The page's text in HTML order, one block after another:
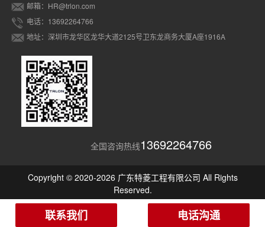
邮箱：HR@trlon.com
电话：13692264766
地址：深圳市龙华区龙华大道2125号卫东龙商务大厦A座1916A
全国咨询热线13692264766
联系我们 电话沟通
Copyright © 2020-2026 广东特菱工程有限公司 All Rights
Reserved.